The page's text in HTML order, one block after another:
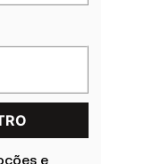
e